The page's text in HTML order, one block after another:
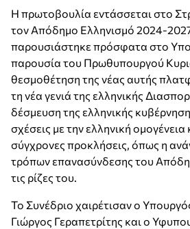
Η πρωτοβουλία εντάσσεται στο
τον Απόδημο Ελληνισμό 2024-
παρουσιάστηκε πρόσφατα στο
παρουσία του Πρωθυπουργού
θεσμοθέτηση της νέας αυτής
τη νέα γενιά της ελληνικής
δέσμευση της ελληνικής
σχέσεις με την ελληνική ομογένεια
σύγχρονες προκλήσεις, όπως η
τρόπων επανασύνδεσης του
τις ρίζες του.
Το Συνέδριο χαιρέτισαν ο
Γιώργος Γεραπετρίτης και ο